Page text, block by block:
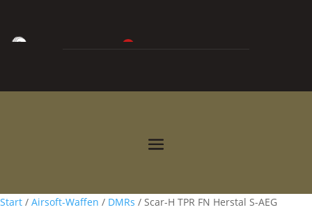
0
Start / Airsoft-Waffen / DMRs / Scar-H TPR FN Herstal S-AEG